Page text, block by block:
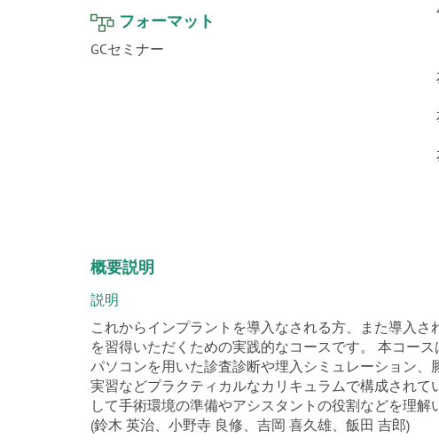
フォーマット
GCセミナー
概要説明
説明
これからインプラントを導入なされる方、また導入
を習得いただくための実践的なコースです。 本コー
パソコンを用いた診査診断や埋入シミュレーション
実習などプラクティカルなカリキュラムで構成され
して手術環境の準備やアシスタントの役割などを理解
(鈴木 英治、小野寺 良修、吉岡 喜久雄、飯田 吉郎)